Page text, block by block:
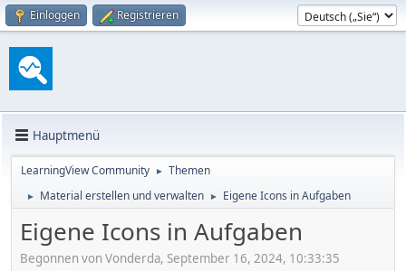
Einloggen Registrieren
Hauptmenü
LearningView Community ► Themen
► Material erstellen und verwalten ► Eigene Icons in Aufgaben
Eigene Icons in Aufgaben
Begonnen von Vonderda, September 16, 2024, 10:33:35